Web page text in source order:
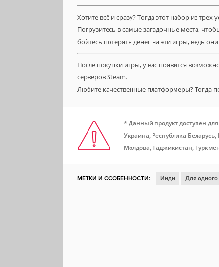
Хотите всё и сразу? Тогда этот набор из
Погрузитесь в самые загадочные места,
бойтесь потерять денег на эти игры, ведь
После покупки игры, у вас появится
серверов Steam.
Любите качественные платформеры? Тогда
* Данный продукт доступен
Украина, Республика
Молдова, Таджикистан,
МЕТКИ И ОСОБЕННОСТИ: Инди Для одного